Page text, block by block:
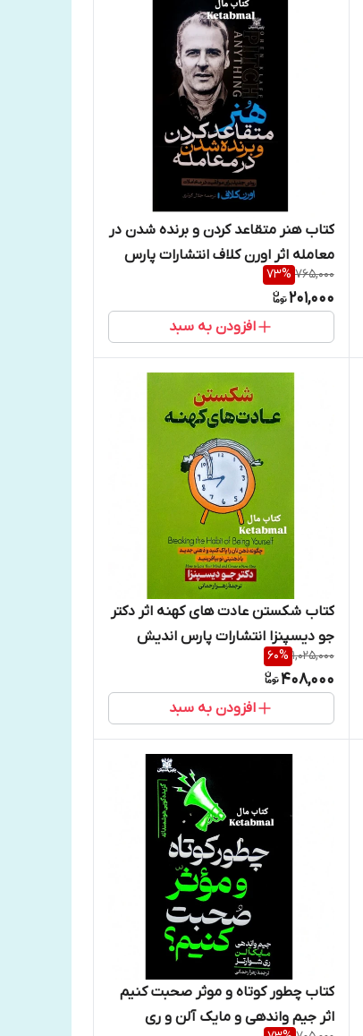
کتاب هنر متقاعد کردن و برنده شدن در
معامله اثر اورن کلاف انتشارات پارس
اندیش
765,000
73%
201,000
افزودن به سبد
کتاب شکستن عادت های کهنه اثر دکتر
جو دیسپنزا انتشارات پارس اندیش
1,025,000
60%
408,000
افزودن به سبد
کتاب چطور کوتاه و موثر صحبت کنیم
اثر جیم واندهی و مایک آلن و ری